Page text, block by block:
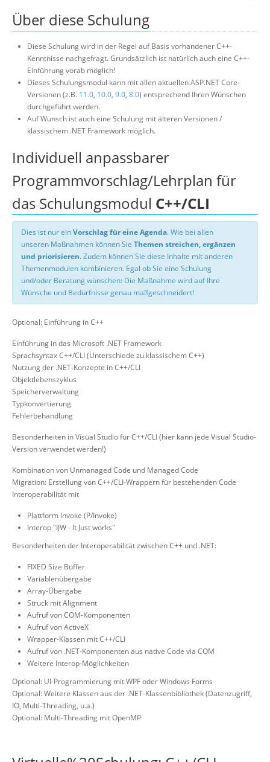
Über diese Schulung
Diese Schulung wird in der Regel auf Basis vorhandener C++-
Kenntnisse nachgefragt. Grundsätzlich ist natürlich auch eine C++-
Einführung vorab möglich!
Dieses Schulungsmodul kann mit allen aktuellen ASP.NET Core-
Versionen (z.B. 11.0, 10.0, 9.0, 8.0) entsprechend Ihren Wünschen
durchgeführt werden.
Auf Wunsch ist auch eine Schulung mit älteren Versionen /
klassischem .NET Framework möglich.
Individuell anpassbarer
Programmvorschlag/Lehrplan für
das Schulungsmodul C++/CLI
Dies ist nur einVorschlag für eine Agenda. Wie bei allen
unseren Maßnahmen können Sie Themen streichen, ergänzen
und priorisieren. Zudem können Sie diese Inhalte mit anderen
Themenmodulen kombinieren. Egal ob Sie eine Schulung
und/oder Beratung wünschen: Die Maßnahme wird auf Ihre
Wünsche und Bedürfnisse genau maßgeschneidert!
Optional: Einführung in C++
Einführung in das Microsoft .NET Framework
Sprachsyntax C++/CLI (Unterschiede zu klassischem C++)
Nutzung der .NET-Konzepte in C++/CLI
Objektlebenszyklus
Speicherverwaltung
Typkonvertierung
Fehlerbehandlung
Besonderheiten in Visual Studio für C++/CLI (hier kann jede Visual Studio-
Version verwendet werden!)
Kombination von Unmanaged Code und Managed Code
Migration: Erstellung von C++/CLI-Wrappern für bestehenden Code
Interoperabilität mit
Plattform Invoke (P/Invoke)
Interop "IJW - It Just works"
Besonderheiten der Interoperabilität zwischen C++ und .NET:
FIXED Size Buffer
Variablenübergabe
Array-Übergabe
Struck mit Alignment
Aufruf von COM-Komponenten
Aufruf von ActiveX
Wrapper-Klassen mit C++/CLI
Aufruf von .NET-Komponenten aus native Code via COM
Weitere Interop-Möglichkeiten
Optional: UI-Programmierung mit WPF oder Windows Forms
Optional: Weitere Klassen aus der .NET-Klassenbibliothek (Datenzugriff,
IO, Multi-Threading, u.a.)
Optional: Multi-Threading mit OpenMP